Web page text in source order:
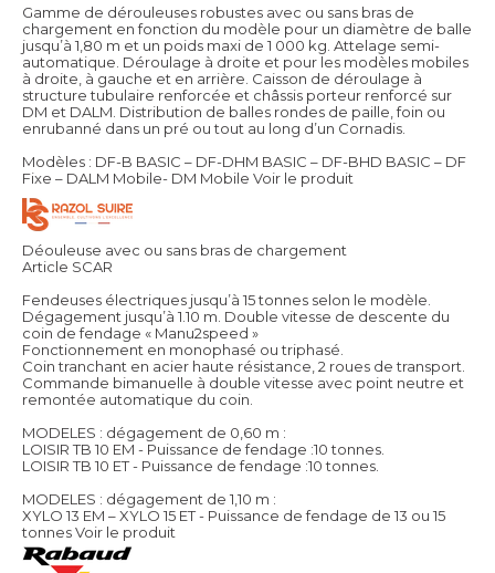
Gamme de dérouleuses robustes avec ou sans bras de
chargement en fonction du modèle pour un diamètre de balle
jusqu’à 1,80 m et un poids maxi de 1 000 kg. Attelage semi-
automatique. Déroulage à droite et pour les modèles mobiles
à droite, à gauche et en arrière. Caisson de déroulage à
structure tubulaire renforcée et châssis porteur renforcé sur
DM et DALM. Distribution de balles rondes de paille, foin ou
enrubanné dans un pré ou tout au long d’un Cornadis.
Modèles : DF-B BASIC – DF-DHM BASIC – DF-BHD BASIC – DF
Fixe – DALM Mobile- DM Mobile Voir le produit
Déouleuse avec ou sans bras de chargement
Article SCAR
Fendeuses électriques jusqu’à 15 tonnes selon le modèle.
Dégagement jusqu’à 1.10 m. Double vitesse de descente du
coin de fendage « Manu2speed »
Fonctionnement en monophasé ou triphasé.
Coin tranchant en acier haute résistance, 2 roues de transport.
Commande bimanuelle à double vitesse avec point neutre et
remontée automatique du coin.
MODELES : dégagement de 0,60 m :
LOISIR TB 10 EM - Puissance de fendage :10 tonnes.
LOISIR TB 10 ET - Puissance de fendage :10 tonnes.
MODELES : dégagement de 1,10 m :
XYLO 13 EM – XYLO 15 ET - Puissance de fendage de 13 ou 15
tonnesVoir le produit